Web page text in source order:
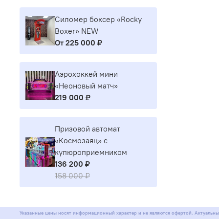
Силомер боксер «Rocky
Boxer» NEW
От 225 000 ₽
Аэрохоккей мини
«Неоновый матч»
219 000 ₽
Призовой автомат
«Космозаяц» с
купюроприемником
136 200 ₽
158 000 ₽
Указанные цены носят информационный характер и не являются офертой.